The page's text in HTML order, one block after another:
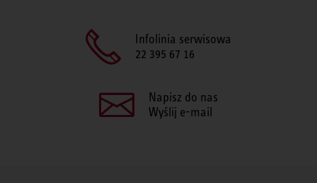
Infolinia serwisowa
22 395 67 16
Napisz do nas
Wyślij e-mail